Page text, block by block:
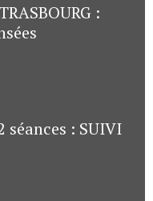
:
séances : SUIVI